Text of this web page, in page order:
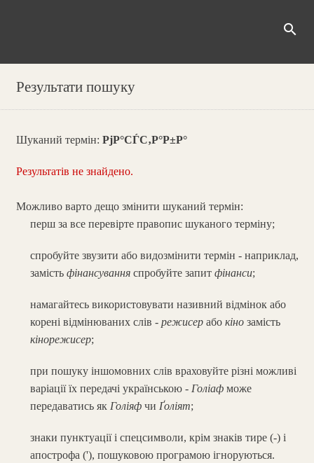
search
Результати пошуку
Шуканий термін: РјР°СЃС‚Р°Р±Р°
Результатів не знайдено.
Можливо варто дещо змінити шуканий термін:
перш за все перевірте правопис шуканого терміну;
спробуйте звузити або видозмінити термін - наприклад,
замість фінансуванняспробуйте запит фінанси;
намагайтесь використовувати називний відмінок або
корені відмінюваних слів - режисерабо кінозамість
кінорежисер;
при пошуку іншомовних слів враховуйте різні можливі
варіації їх передачі українською - Голіафможе
передаватись як Голіяфчи Ґоліят;
знаки пунктуації і спецсимволи, крім знаків тире (-) і
апострофа ('), пошуковою програмою ігноруються.